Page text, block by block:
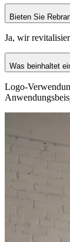
Bieten Sie
Ja, wir
Was beinhaltet
Logo-